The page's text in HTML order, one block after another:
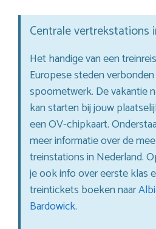
Centrale vertrekstations
Het handige van een
Europese steden
spoornetwerk. De vakantie
kan starten bij jouw
een OV-chipkaart.
meer informatie over de
treinstations in Nederland.
je ook info over eerste klas
treintickets boeken naar
Bardowick.